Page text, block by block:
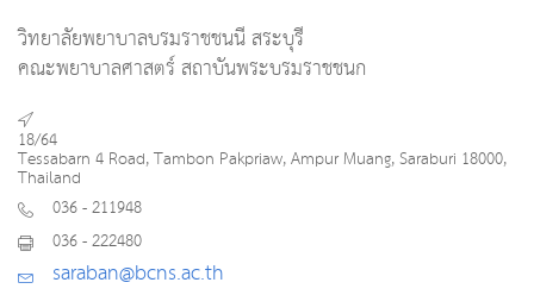
วิทยาลัยพยาบาลบรมราชชนนี สระบุรี
คณะพยาบาลศาสตร์ สถาบันพระบรมราชชนก
18/64
Tessabarn 4 Road, Tambon Pakpriaw, Ampur Muang, Saraburi 18000,
Thailand
036 - 211948
036 - 222480
saraban@bcns.ac.th